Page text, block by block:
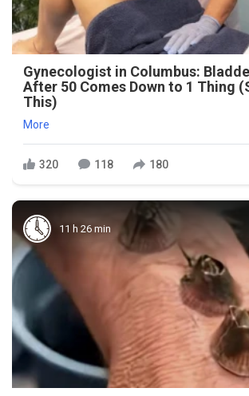
Gynecologist in Columbus:
After 50 Comes Down to 1 Thing
This)
More
320 118 180
11 h 26 min